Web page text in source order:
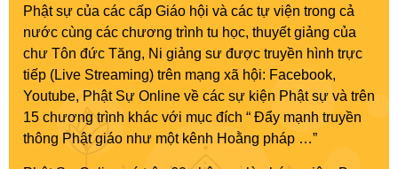
Phật sự của các cấp Giáo hội và các tự viện trong cả
nước cùng các chương trình tu học, thuyết giảng của
chư Tôn đức Tăng, Ni giảng sư được truyền hình trực
tiếp (Live Streaming) trên mạng xã hội: Facebook,
Youtube, Phật Sự Online về các sự kiện Phật sự và trên
15 chương trình khác với mục đích “ Đẩy mạnh truyền
thông Phật giáo như một kênh Hoằng pháp …”